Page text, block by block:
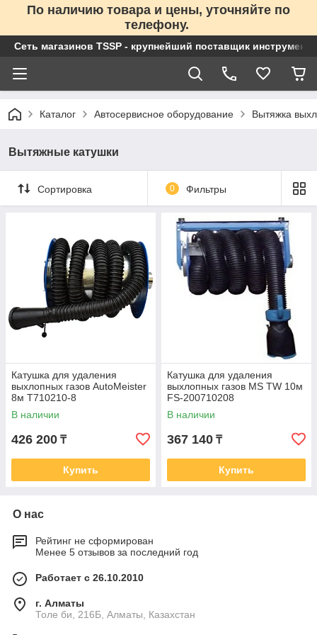
По наличию товара и цены, уточняйте по
телефону.
Сеть магазинов TSSP - крупнейший поставщик
Каталог Автосервисное оборудование Вытяжка
Вытяжные катушки
Сортировка 0 Фильтры
Катушка для удаления
выхлопных газов AutoMeister
8м T710210-8
В наличии
426 200 ₸
Купить
Катушка для удаления
выхлопных газов MS TW 10м
FS-200710208
В наличии
367 140 ₸
Купить
О нас
Рейтинг не сформирован
Менее 5 отзывов за последний год
Работает с 26.10.2010
г. Алматы
Толе би, 216Б, Алматы, Казахстан